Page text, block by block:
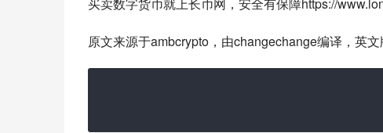
原文来源于ambcrypto，由changechange编译，英